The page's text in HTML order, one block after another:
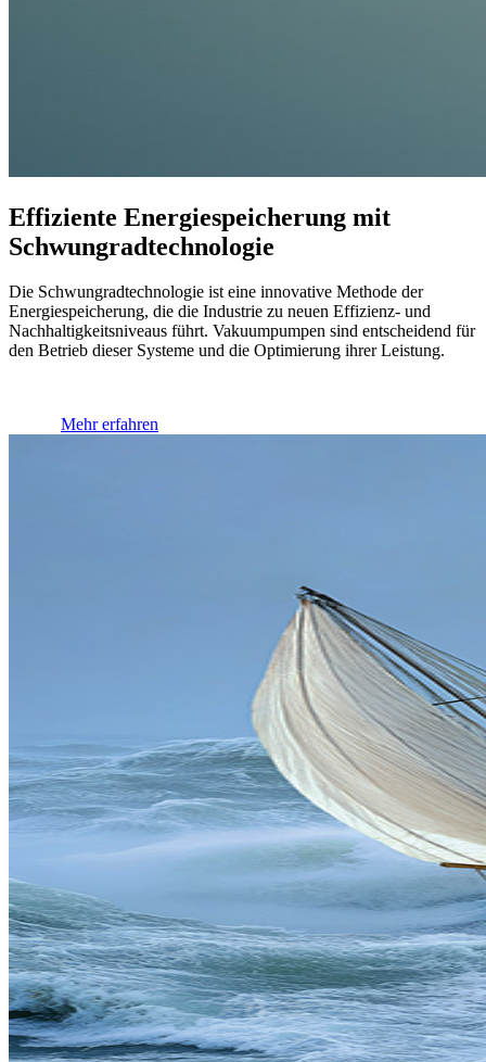
Effiziente Energiespeicherung mit
Schwung­rad­technologie
Die Schwungradtechnologie ist eine innovative Methode der
Energiespeicherung, die die Industrie zu neuen Effizienz- und
Nachhaltigkeitsniveaus führt. Vakuumpumpen sind entscheidend für
den Betrieb dieser Systeme und die Optimierung ihrer Leistung.
Mehr erfahren